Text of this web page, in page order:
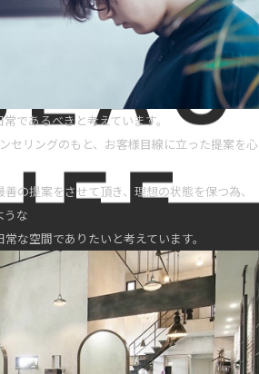
であるべきと考えています。
セリングのもと、お客様目線に立った提案を心
の提案をさせて頂き、理想の状態を保つ為、
うな
な空間でありたいと考えています。